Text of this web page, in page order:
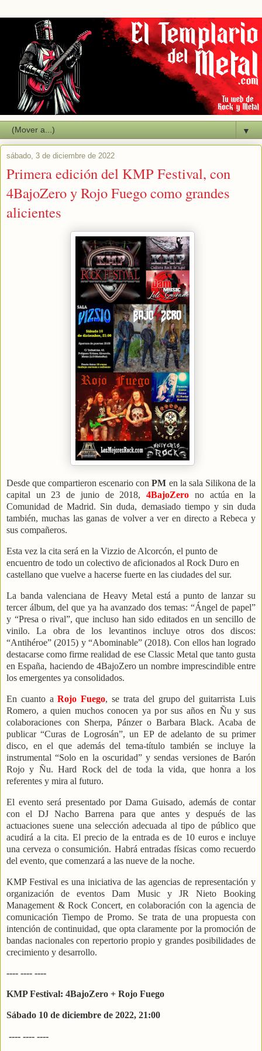
▼
sábado, 3 de diciembre de 2022
Primera edición del KMP Festival, con
4BajoZero y Rojo Fuego como grandes
alicientes
Desde que compartieron escenario conPM en la sala Silikona de la
capital un 23 de junio de 2018,4BajoZero no actúa en la
Comunidad de Madrid. Sin duda, demasiado tiempo y sin duda
también, muchas las ganas de volver a ver en directo a Rebeca y
sus compañeros.
Esta vez la cita será en la Vizzio de Alcorcón, el punto de
encuentro de todo un colectivo de aficionados al Rock Duro en
castellano que vuelve a hacerse fuerte en las ciudades del sur.
La banda valenciana de Heavy Metal está a punto de lanzar su
tercer álbum, del que ya ha avanzado dos temas: “Ángel de papel”
y “Presa o rival”, que incluso han sido editados en un sencillo de
vinilo. La obra de los levantinos incluye otros dos discos:
“Antihéroe” (2015) y “Abominable” (2018). Con ellos han logrado
destacarse como firme realidad de ese Classic Metal que tanto gusta
en España, haciendo de 4BajoZero un nombre imprescindible entre
los emergentes ya consolidados.
En cuanto aRojo Fuego, se trata del grupo del guitarrista Luis
Romero, a quien muchos conocen ya por sus años en Ñu y sus
colaboraciones con Sherpa, Pánzer o Barbara Black. Acaba de
publicar “Curas de Logrosán”, un EP de adelanto de su primer
disco, en el que además del tema-título también se incluye la
instrumental “Solo en la oscuridad” y sendas versiones de Barón
Rojo y Ñu. Hard Rock del de toda la vida, que honra a los
referentes y mira al futuro.
El evento será presentado por Dama Guisado, además de contar
con el DJ Nacho Barrena para que antes y después de las
actuaciones suene una selección adecuada al tipo de público que
acudirá a la cita. El precio de la entrada es de 10 euros e incluye
una cerveza o consumición. Habrá entradas físicas como recuerdo
del evento, que comenzará a las nueve de la noche.
KMP Festival es una iniciativa de las agencias de representación y
organización de eventos Dam Music y JR Nieto Booking
Management & Rock Concert, en colaboración con la agencia de
comunicación Tiempo de Promo. Se trata de una propuesta con
intención de continuidad, que opta claramente por la promoción de
bandas nacionales con repertorio propio y grandes posibilidades de
crecimiento y desarrollo.
---- ---- ----
KMP Festival: 4BajoZero + Rojo Fuego
Sábado 10 de diciembre de 2022, 21:00
---- ---- ----